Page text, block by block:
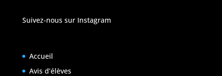
Suivez-nous sur Instagram
Accueil
Avis d’élèves